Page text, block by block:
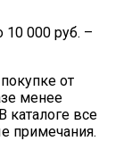
10 000 руб. –
от
менее
каталоге все
примечания.